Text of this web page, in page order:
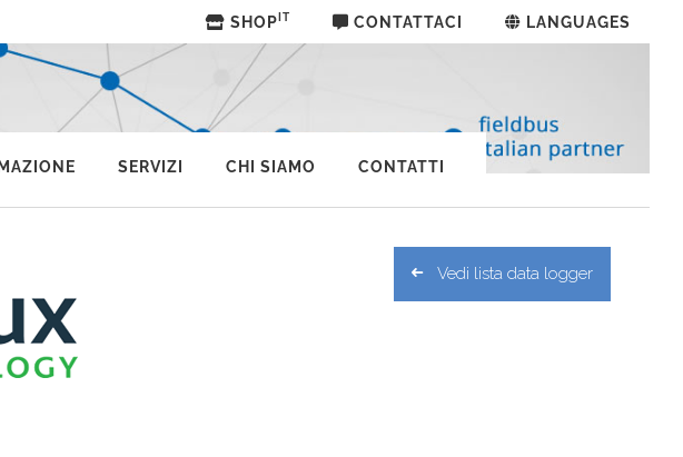
SHOP IT CONTATTACI LANGUAGES
SERVIZI CHI SIAMO CONTATTI
Vedi lista data logger